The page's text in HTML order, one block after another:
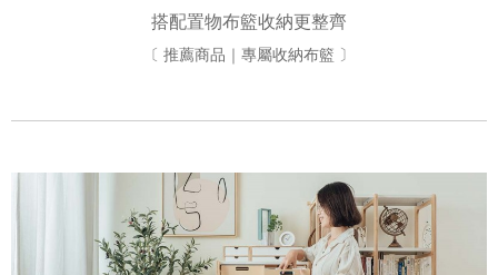
搭配置物布籃收納更整齊
〔 推薦商品｜專屬收納布籃 〕